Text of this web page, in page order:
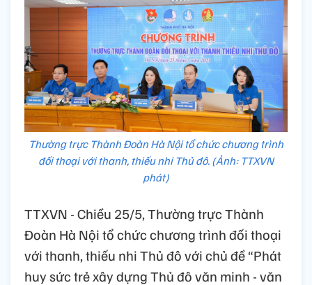
Thường trực Thành Đoàn Hà Nội tổ chức chương trình
đối thoại với thanh, thiếu nhi Thủ đô. (Ảnh: TTXVN
phát)
TTXVN - Chiều 25/5, Thường trực Thành
Đoàn Hà Nội tổ chức chương trình đối thoại
với thanh, thiếu nhi Thủ đô với chủ đề “Phát
huy sức trẻ xây dựng Thủ đô văn minh - văn